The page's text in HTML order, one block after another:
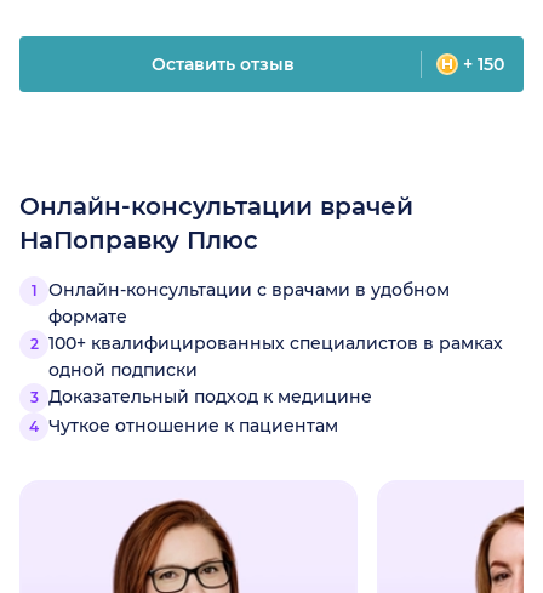
Оставить отзыв + 150
Онлайн-консультации врачей
НаПоправку Плюс
Онлайн-консультации с врачами в удобном
формате
100+ квалифицированных специалистов в рамках
одной подписки
Доказательный подход к медицине
Чуткое отношение к пациентам